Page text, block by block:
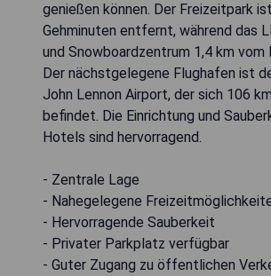
genießen können. Der Freizeitpark
Gehminuten entfernt, während das
und Snowboardzentrum 1,4 km
Der nächstgelegene Flughafen ist
John Lennon Airport, der sich 106
befindet. Die Einrichtung und
Hotels sind hervorragend.
- Zentrale Lage
- Nahegelegene
- Hervorragende Sauberkeit
- Privater Parkplatz verfügbar
- Guter Zugang zu öffentlichen